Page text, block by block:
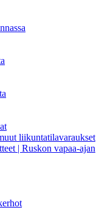
liikuntatilavaraukset
| Ruskon vapaa-ajan